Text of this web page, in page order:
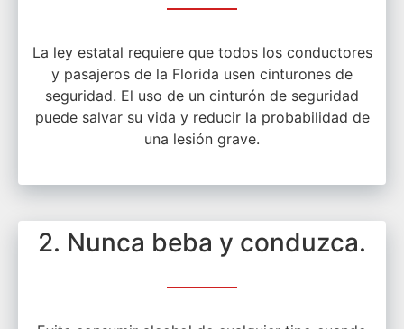
La ley estatal requiere que todos los conductores
y pasajeros de la Florida usen cinturones de
seguridad. El uso de un cinturón de seguridad
puede salvar su vida y reducir la probabilidad de
una lesión grave.
2. Nunca beba y conduzca.